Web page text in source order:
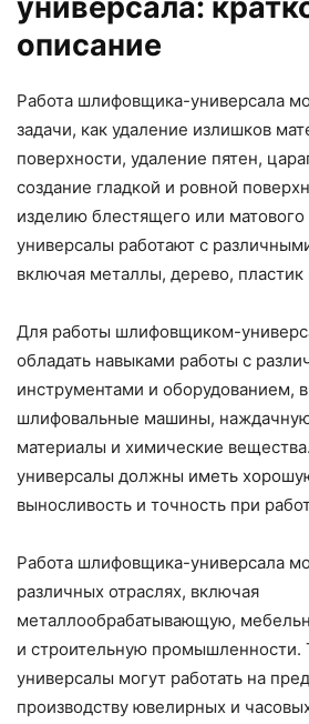
описание
Работа шлифовщика-универсала
задачи, как удаление излишков
поверхности, удаление пятен,
создание гладкой и ровной
изделию блестящего или
универсалы работают с
включая металлы, дерево, пластик
Для работы шлифовщиком-
обладать навыками работы с
инструментами и оборудованием,
шлифовальные машины,
материалы и химические
универсалы должны иметь
выносливость и точность при
Работа шлифовщика-универсала
различных отраслях, включая
металлообрабатывающую,
и строительную
универсалы могут работать на
производству ювелирных и